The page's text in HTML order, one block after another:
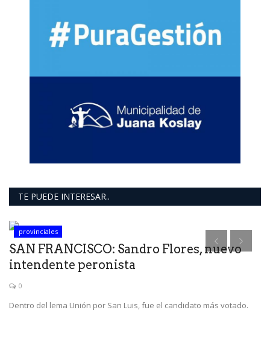
TE PUEDE INTERESAR..
provinciales
SAN FRANCISCO: Sandro Flores, nuevo
intendente peronista
0
Dentro del lema Unión por San Luis, fue el candidato más votado.